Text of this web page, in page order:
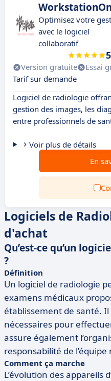
Optimisez votre
avec le logiciel
collaboratif
Version gratuite Essai
Tarif sur demande
Logiciel de radiologie
gestion des images, les
entre professionnels de
Voir plus de détails
En
Logiciels de
d'achat
Qu’est-ce qu’un
?
Définition
Un logiciel de radiologie
examens médicaux
établissement de santé.
nécessaires pour
assure également
responsabilité de l’équipe
Comment ça marche
L’évolution des appareils